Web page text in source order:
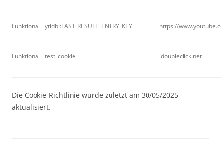
Funktional ytidb::LAST_RESULT_ENTRY_KEY https://
Funktional test_cookie .doubleclick.net
Die Cookie-Richtlinie wurde zuletzt am 30/05/2025
aktualisiert.